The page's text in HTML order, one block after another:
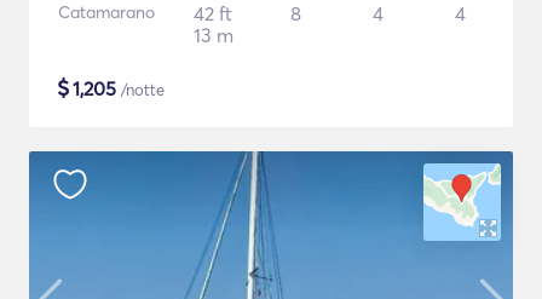
Catamarano
42 ft
13 m
8 4 4
$1,205 /notte